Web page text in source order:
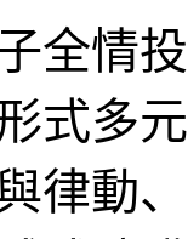
情投
式多
律動